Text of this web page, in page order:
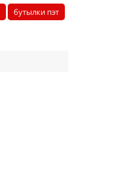
бутылки пэт